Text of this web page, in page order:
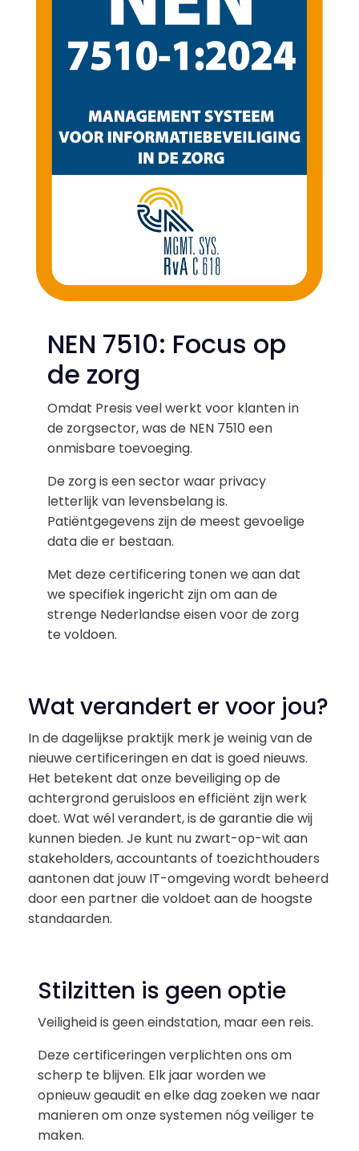
NEN 7510: Focus op
de zorg
Omdat Presis veel werkt voor klanten in
de zorgsector, was de NEN 7510 een
onmisbare toevoeging.
De zorg is een sector waar privacy
letterlijk van levensbelang is.
Patiëntgegevens zijn de meest gevoelige
data die er bestaan.
Met deze certificering tonen we aan dat
we specifiek ingericht zijn om aan de
strenge Nederlandse eisen voor de zorg
te voldoen.
Wat verandert er voor jou?
In de dagelijkse praktijk merk je weinig van de
nieuwe certificeringen en dat is goed nieuws.
Het betekent dat onze beveiliging op de
achtergrond geruisloos en efficiënt zijn werk
doet. Wat wél verandert, is de garantie die wij
kunnen bieden. Je kunt nu zwart-op-wit aan
stakeholders, accountants of toezichthouders
aantonen dat jouw IT-omgeving wordt beheerd
door een partner die voldoet aan de hoogste
standaarden.
Stilzitten is geen optie
Veiligheid is geen eindstation, maar een reis.
Deze certificeringen verplichten ons om
scherp te blijven. Elk jaar worden we
opnieuw geaudit en elke dag zoeken we naar
manieren om onze systemen nóg veiliger te
maken.